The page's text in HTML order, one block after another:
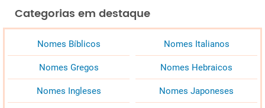
Categorias em destaque
Nomes Bíblicos Nomes Italianos
Nomes Gregos Nomes Hebraicos
Nomes Ingleses Nomes Japoneses